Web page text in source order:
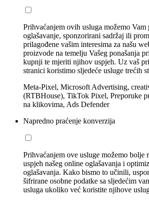
Prihvaćanjem ovih usluga možemo Vam
oglašavanje, sponzorirani sadržaj ili
prilagođene vašim interesima za našu
proizvode na temelju Vašeg ponašanja
kupnji te mjeriti njihov uspjeh. Uz vaš
stranici koristimo sljedeće usluge trećih
Meta-Pixel, Microsoft Advertising,
(RTBHouse), TikTok Pixel, Preporuke
na klikovima, Ads Defender
Napredno praćenje konverzija
Prihvaćanjem ove usluge možemo bolje
uspjeh našeg online oglašavanja i
oglašavanja. Kako bismo to učinili,
šifrirane osobne podatke sa sljedećim
usluga ukoliko već koristite njihove